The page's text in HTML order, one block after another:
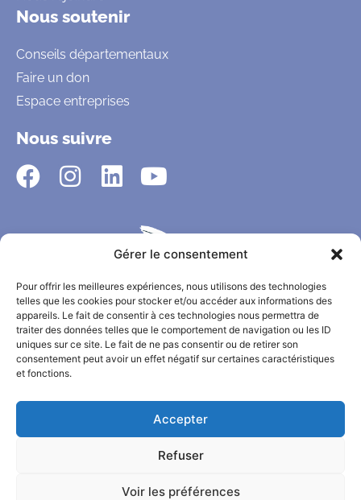
Gérer le consentement
Pour offrir les meilleures expériences, nous utilisons des technologies
telles que les cookies pour stocker et/ou accéder aux informations des
appareils. Le fait de consentir à ces technologies nous permettra de
traiter des données telles que le comportement de navigation ou les ID
uniques sur ce site. Le fait de ne pas consentir ou de retirer son
consentement peut avoir un effet négatif sur certaines caractéristiques
et fonctions.
Accepter
Refuser
Voir les préférences
Nous soutenir
Conseils départementaux
Faire un don
Espace entreprises
Nous suivre
CONTACT
MENTIONS LÉGALES
CHARTE DE PROTECTION DES DONNÉES PERSONNELLES